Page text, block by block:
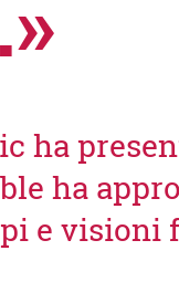
ha
ha
e